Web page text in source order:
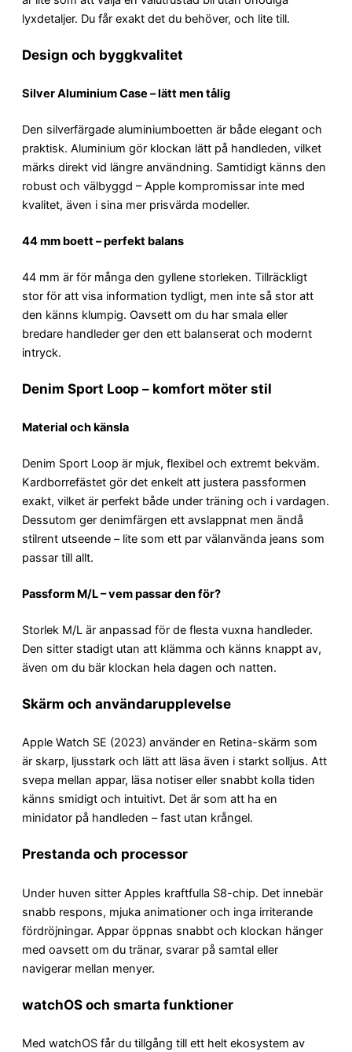
lyxdetaljer. Du får exakt det du behöver, och lite till.
Design och byggkvalitet
Silver Aluminium Case – lätt men tålig
Den silverfärgade aluminiumboetten är både elegant och
praktisk. Aluminium gör klockan lätt på handleden, vilket
märks direkt vid längre användning. Samtidigt känns den
robust och välbyggd – Apple kompromissar inte med
kvalitet, även i sina mer prisvärda modeller.
44 mm boett – perfekt balans
44 mm är för många den gyllene storleken. Tillräckligt
stor för att visa information tydligt, men inte så stor att
den känns klumpig. Oavsett om du har smala eller
bredare handleder ger den ett balanserat och modernt
intryck.
Denim Sport Loop – komfort möter stil
Material och känsla
Denim Sport Loop är mjuk, flexibel och extremt bekväm.
Kardborrefästet gör det enkelt att justera passformen
exakt, vilket är perfekt både under träning och i vardagen.
Dessutom ger denimfärgen ett avslappnat men ändå
stilrent utseende – lite som ett par välanvända jeans som
passar till allt.
Passform M/L – vem passar den för?
Storlek M/L är anpassad för de flesta vuxna handleder.
Den sitter stadigt utan att klämma och känns knappt av,
även om du bär klockan hela dagen och natten.
Skärm och användarupplevelse
Apple Watch SE (2023) använder en Retina-skärm som
är skarp, ljusstark och lätt att läsa även i starkt solljus. Att
svepa mellan appar, läsa notiser eller snabbt kolla tiden
känns smidigt och intuitivt. Det är som att ha en
minidator på handleden – fast utan krångel.
Prestanda och processor
Under huven sitter Apples kraftfulla S8-chip. Det innebär
snabb respons, mjuka animationer och inga irriterande
fördröjningar. Appar öppnas snabbt och klockan hänger
med oavsett om du tränar, svarar på samtal eller
navigerar mellan menyer.
watchOS och smarta funktioner
Med watchOS får du tillgång till ett helt ekosystem av